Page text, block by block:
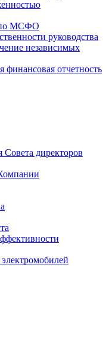
по МСФО
руководства
независимых
финансовая отчетность
директоров